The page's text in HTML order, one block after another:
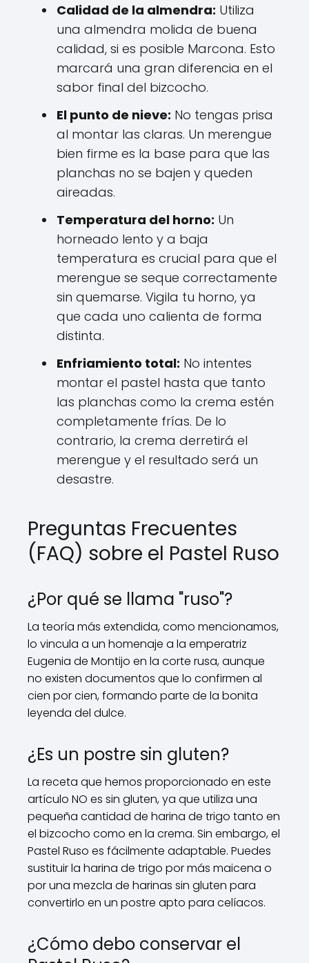
Calidad de la almendra: Utiliza
una almendra molida de buena
calidad, si es posible Marcona. Esto
marcará una gran diferencia en el
sabor final del bizcocho.
El punto de nieve: No tengas prisa
al montar las claras. Un merengue
bien firme es la base para que las
planchas no se bajen y queden
aireadas.
Temperatura del horno: Un
horneado lento y a baja
temperatura es crucial para que el
merengue se seque correctamente
sin quemarse. Vigila tu horno, ya
que cada uno calienta de forma
distinta.
Enfriamiento total: No intentes
montar el pastel hasta que tanto
las planchas como la crema estén
completamente frías. De lo
contrario, la crema derretirá el
merengue y el resultado será un
desastre.
Preguntas Frecuentes
(FAQ) sobre el Pastel Ruso
¿Por qué se llama "ruso"?
La teoría más extendida, como mencionamos,
lo vincula a un homenaje a la emperatriz
Eugenia de Montijo en la corte rusa, aunque
no existen documentos que lo confirmen al
cien por cien, formando parte de la bonita
leyenda del dulce.
¿Es un postre sin gluten?
La receta que hemos proporcionado en este
artículo NO es sin gluten, ya que utiliza una
pequeña cantidad de harina de trigo tanto en
el bizcocho como en la crema. Sin embargo, el
Pastel Ruso es fácilmente adaptable. Puedes
sustituir la harina de trigo por más maicena o
por una mezcla de harinas sin gluten para
convertirlo en un postre apto para celíacos.
¿Cómo debo conservar el